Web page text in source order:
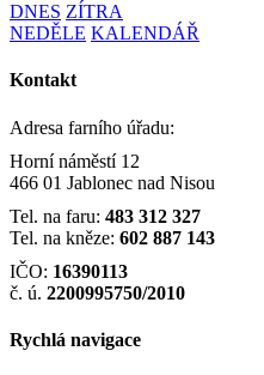
DNES ZÍTRA
NEDĚLE KALENDÁŘ
Kontakt
Adresa farního úřadu:
Horní náměstí 12
466 01 Jablonec nad Nisou
Tel. na faru: 483 312 327
Tel. na kněze: 602 887 143
IČO: 16390113
č. ú. 2200995750/2010
Rychlá navigace